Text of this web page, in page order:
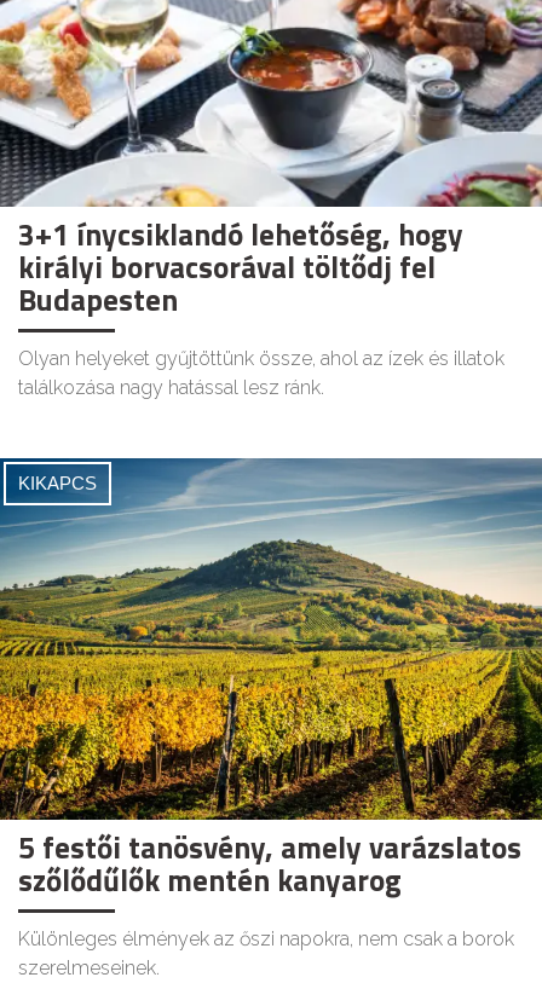
3+1 ínycsiklandó lehetőség, hogy
királyi borvacsorával töltődj fel
Budapesten
Olyan helyeket gyűjtöttünk össze, ahol az ízek és illatok
találkozása nagy hatással lesz ránk.
KIKAPCS
5 festői tanösvény, amely varázslatos
szőlődűlők mentén kanyarog
Különleges élmények az őszi napokra, nem csak a borok
szerelmeseinek.